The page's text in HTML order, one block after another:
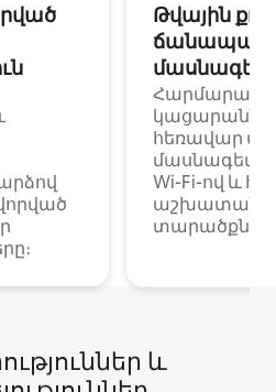
Թվային
հեռավար
Wi-Fi-ով և
և